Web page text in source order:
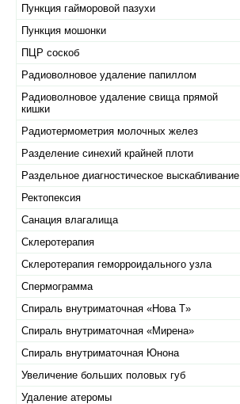
Пункция гайморовой пазухи
Пункция мошонки
ПЦР соскоб
Радиоволновое удаление папиллом
Радиоволновое удаление свища прямой
кишки
Радиотермометрия молочных желез
Разделение синехий крайней плоти
Раздельное диагностическое выскабливание
Ректопексия
Санация влагалища
Склеротерапия
Склеротерапия геморроидального узла
Спермограмма
Спираль внутриматочная «Нова T»
Спираль внутриматочная «​Мирена»
Спираль внутриматочная Юнона
Увеличение больших половых губ
Удаление атеромы